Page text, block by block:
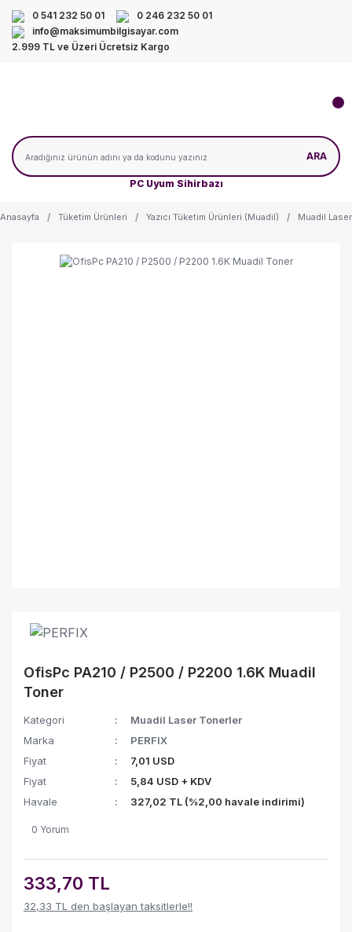
0 541 232 50 01
0 246 232 50 01
info@maksimumbilgisayar.com
2.999 TL ve Üzeri Ücretsiz Kargo
PC Uyum Sihirbazı
ARA
Anasayfa Tüketim Ürünleri Yazıcı Tüketim Ürünleri (Muadil) Muadil
OfisPc PA210 / P2500 / P2200 1.6K Muadil
Toner
Kategori
Muadil Laser Tonerler
Marka
PERFIX
Fiyat
7,01 USD
Fiyat
5,84 USD + KDV
Havale
327,02 TL (%2,00 havale indirimi)
0 Yorum
333,70 TL
32,33 TL den başlayan taksitlerle!!